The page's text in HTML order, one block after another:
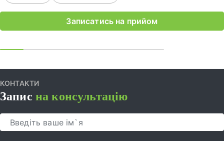
Записатись на прийом
КОНТАКТИ
Запис на консультацію